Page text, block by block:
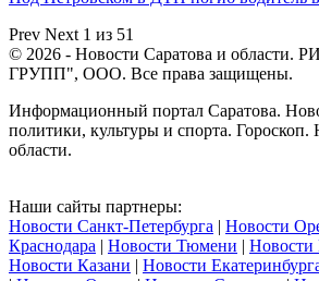
Prev Next 1 из 51
© 2026 - Новости Саратова и
ГРУПП", ООО. Все права защищены.
Информационный портал Саратова.
политики, культуры и спорта. Гороскоп.
области.
Наши сайты партнеры:
Новости Санкт-Петербурга | Новости
Краснодара | Новости Тюмени | Новости
Новости Казани | Новости